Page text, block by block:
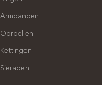
Armbanden
Oorbellen
Kettingen
Sieraden